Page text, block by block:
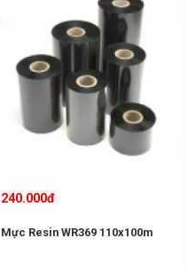
240.000đ
Mực Resin WR369 110x100m